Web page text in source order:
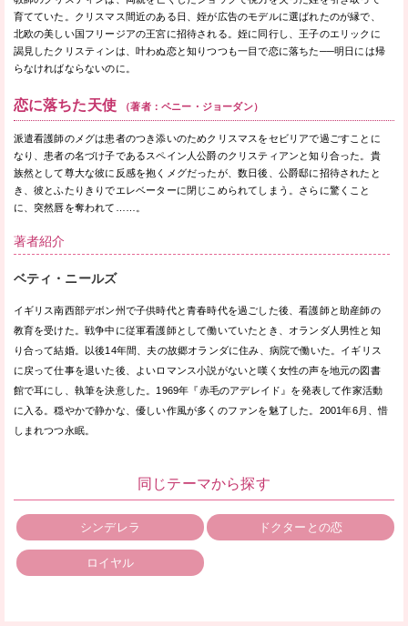
育てていた。クリスマス間近のある日、姪が広告のモデルに選ばれたのが縁で、
北欧の美しい国フリージアの王宮に招待される。姪に同行し、王子のエリックに
謁見したクリスティンは、叶わぬ恋と知りつつも一目で恋に落ちた──明日には帰
らなければならないのに。
恋に落ちた天使 （著者：ペニー・ジョーダン）
派遣看護師のメグは患者のつき添いのためクリスマスをセビリアで過ごすことに
なり、患者の名づけ子であるスペイン人公爵のクリスティアンと知り合った。貴
族然として尊大な彼に反感を抱くメグだったが、数日後、公爵邸に招待されたと
き、彼とふたりきりでエレベーターに閉じこめられてしまう。さらに驚くこと
に、突然唇を奪われて……。
著者紹介
ベティ・ニールズ
イギリス南西部デボン州で子供時代と青春時代を過ごした後、看護師と助産師の
教育を受けた。戦争中に従軍看護師として働いていたとき、オランダ人男性と知
り合って結婚。以後14年間、夫の故郷オランダに住み、病院で働いた。イギリス
に戻って仕事を退いた後、よいロマンス小説がないと嘆く女性の声を地元の図書
館で耳にし、執筆を決意した。1969年『赤毛のアデレイド』を発表して作家活動
に入る。穏やかで静かな、優しい作風が多くのファンを魅了した。2001年6月、惜
しまれつつ永眠。
同じテーマから探す
シンデレラ ドクターとの恋
ロイヤル